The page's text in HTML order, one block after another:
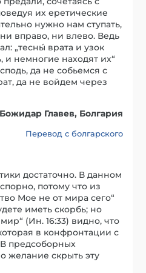
их еретические
нужно нам ступать,
вправо, ни влево. Ведь
„тесны́ врата и узок
и немногие находят их“
да не собьемся с
да не войдем через
Главев, Болгария
Перевод с болгарского
достаточно. В данном
потому что из
Мое не от мира сего“
иметь скорбь; но
(Ин. 16:33) видно, что
в конфронтации с
предсоборных
желание скрыть эту